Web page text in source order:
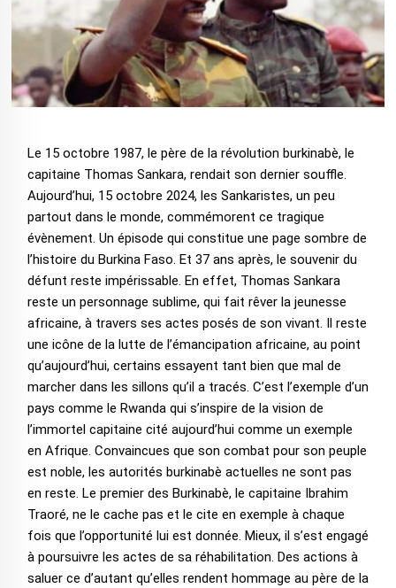
Le 15 octobre 1987, le père de la révolution burkinabè, le
capitaine Thomas Sankara, rendait son dernier souffle.
Aujourd’hui, 15 octobre 2024, les Sankaristes, un peu
partout dans le monde, commémorent ce tragique
évènement. Un épisode qui constitue une page sombre de
l’histoire du Burkina Faso. Et 37 ans après, le souvenir du
défunt reste impérissable. En effet, Thomas Sankara
reste un personnage sublime, qui fait rêver la jeunesse
africaine, à travers ses actes posés de son vivant. Il reste
une icône de la lutte de l’émancipation africaine, au point
qu’aujourd’hui, certains essayent tant bien que mal de
marcher dans les sillons qu’il a tracés. C’est l’exemple d’un
pays comme le Rwanda qui s’inspire de la vision de
l’immortel capitaine cité aujourd’hui comme un exemple
en Afrique. Convaincues que son combat pour son peuple
est noble, les autorités burkinabè actuelles ne sont pas
en reste. Le premier des Burkinabè, le capitaine Ibrahim
Traoré, ne le cache pas et le cite en exemple à chaque
fois que l’opportunité lui est donnée. Mieux, il s’est engagé
à poursuivre les actes de sa réhabilitation. Des actions à
saluer ce d’autant qu’elles rendent hommage au père de la